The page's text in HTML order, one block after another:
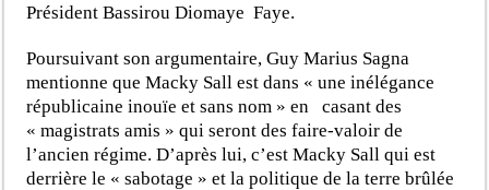
Président Bassirou Diomaye Faye.
Poursuivant son argumentaire, Guy Marius Sagna
mentionne que Macky Sall est dans « une inélégance
républicaine inouïe et sans nom » en casant des
« magistrats amis » qui seront des faire-valoir de
l’ancien régime. D’après lui, c’est Macky Sall qui est
derrière le « sabotage » et la politique de la terre brûlée